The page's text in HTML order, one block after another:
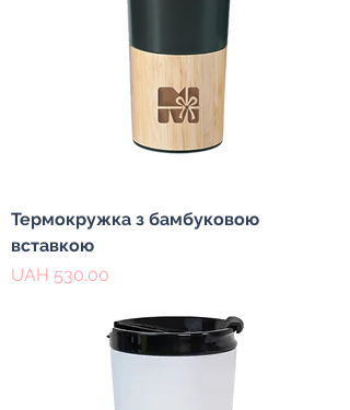
Термокружка з бамбуковою
вставкою
Price
UAH 530.00